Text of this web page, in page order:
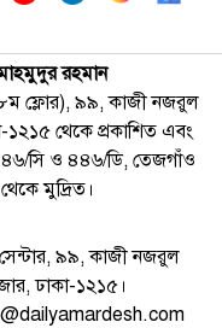
রহমান
ফ্লোর), ৯৯, কাজী নজরুল
১২১৫ থেকে প্রকাশিত এবং
সি ও ৪৪৬/ডি, তেজগাঁও
মুদ্রিত।
সেন্টার, ৯৯, কাজী নজরুল
ঢাকা-১২১৫।